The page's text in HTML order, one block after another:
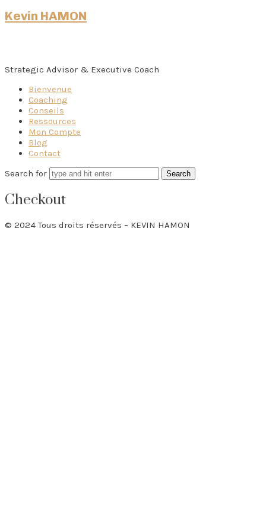
Kevin HAMON
Strategic Advisor & Executive Coach
Bienvenue
Coaching
Conseils
Ressources
Mon Compte
Blog
Contact
Search for
Checkout
© 2024 Tous droits réservés – KEVIN HAMON